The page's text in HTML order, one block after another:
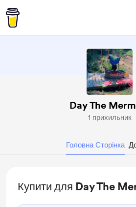
Day The
1 прихильник
Головна Сторінка
Купити для Day The